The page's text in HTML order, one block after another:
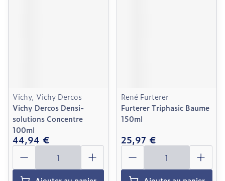
Vichy, Vichy Dercos
Vichy Dercos Densi-
solutions Concentre
100ml
44,94 €
Quantité
René Furterer
Furterer Triphasic Baume
150ml
25,97 €
Quantité